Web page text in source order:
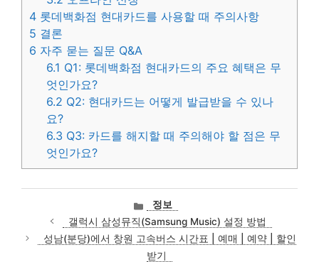
4 롯데백화점 현대카드를 사용할 때 주의사항
5 결론
6 자주 묻는 질문 Q&A
6.1 Q1: 롯데백화점 현대카드의 주요 혜택은 무
엇인가요?
6.2 Q2: 현대카드는 어떻게 발급받을 수 있나
요?
6.3 Q3: 카드를 해지할 때 주의해야 할 점은 무
엇인가요?
카
테
고
리
정보
갤럭시 삼성뮤직(Samsung Music) 설정 방법
성남(분당)에서 창원 고속버스 시간표 | 예매 | 예약 | 할인
받기